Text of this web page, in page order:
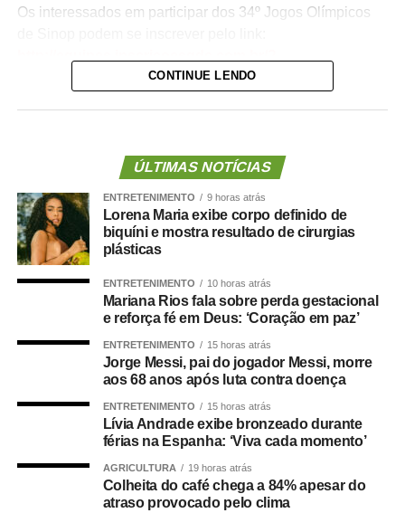
Os interessados em participar dos 34º Jogos Olímpicos
&Comp=948AF46AD1&Cli=4EC5B2AA
&Comp=66DC413E3C&Cli=D046312B
Entre as novidades desta edição está a inclusão das
modalidades de boliche e vôlei de praia nos Jogos
Paralímpicos. Outra atração será o passeio ciclístico, com
percurso entre o Residencial Paris e a Praia do Cortado,
aberto à participação da comunidade. A Praia do Cortado
também passa a integrar oficialmente a programação
praia e futevôlei serão realizadas no local.
modalidades coletivas e individuais, como basquetebol,
futsal, futebol sete, handebol, voleibol, ciclismo, mountain
bike, natação, karatê, tênis de mesa, xadrez, basquete
3×3, beach tennis, futevôlei e vôlei de praia. Já os 3º
Jogos Paralímpicos de Sinop contarão com disputas de
CONTINUE LENDO
ÚLTIMAS NOTÍCIAS
ENTRETENIMENTO 9 horas atrás
Lorena Maria exibe corpo definido de
biquíni e mostra resultado de cirurgias
plásticas
ENTRETENIMENTO 10 horas atrás
Mariana Rios fala sobre perda gestacional
e reforça fé em Deus: ‘Coração em paz’
ENTRETENIMENTO 15 horas atrás
Jorge Messi, pai do jogador Messi, morre
aos 68 anos após luta contra doença
ENTRETENIMENTO 15 horas atrás
Lívia Andrade exibe bronzeado durante
férias na Espanha: ‘Viva cada momento’
AGRICULTURA 19 horas atrás
Colheita do café chega a 84% apesar do
atraso provocado pelo clima